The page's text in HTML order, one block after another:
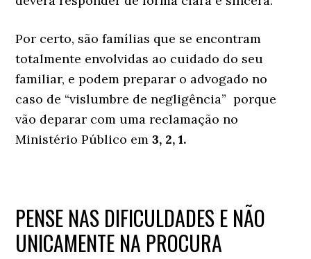
Por certo, são famílias que se encontram
totalmente envolvidas ao cuidado do seu
familiar, e podem preparar o advogado no
caso de “vislumbre de negligência” porque
vão deparar com uma reclamação no
Ministério Público em 3, 2, 1.
PENSE NAS DIFICULDADES E NÃO
UNICAMENTE NA PROCURA